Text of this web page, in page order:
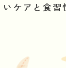
ケアと食習